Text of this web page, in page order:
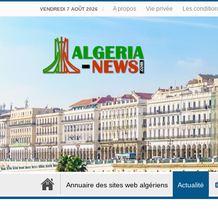
VENDREDI 7 AOÛT 2026 A propos Vie privée Les
Annuaire des sites web algériens Actualité